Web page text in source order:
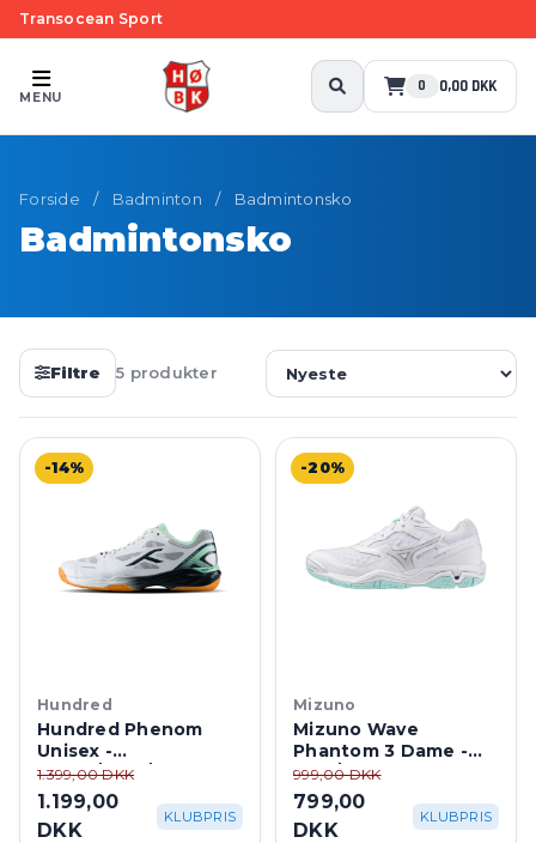
Transocean Sport
MENU
0 0,00 DKK
Forside / Badminton / Badmintonsko
Badmintonsko
Filtre 5 produkter
-14%
Hundred
Hundred Phenom
Unisex -
White/Grey/Green
1.399,00 DKK
1.199,00
DKK
KLUBPRIS
-20%
Mizuno
Mizuno Wave
Phantom 3 Dame -
Hvid/Blue Tint
999,00 DKK
799,00
DKK
KLUBPRIS